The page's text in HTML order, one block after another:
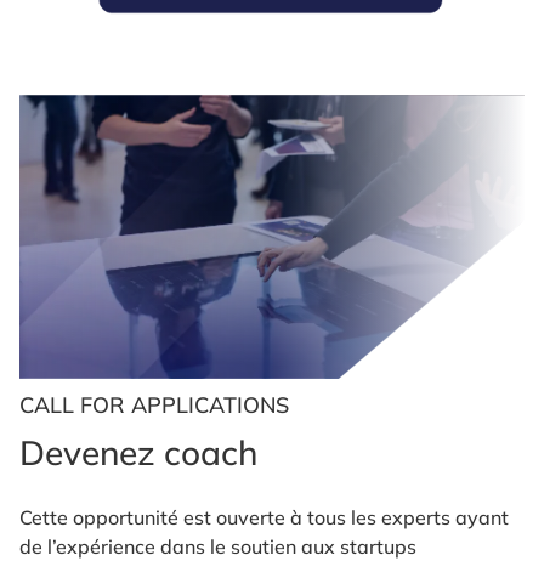
CALL FOR APPLICATIONS
Devenez coach
Cette opportunité est ouverte à tous les experts ayant
de l’expérience dans le soutien aux startups